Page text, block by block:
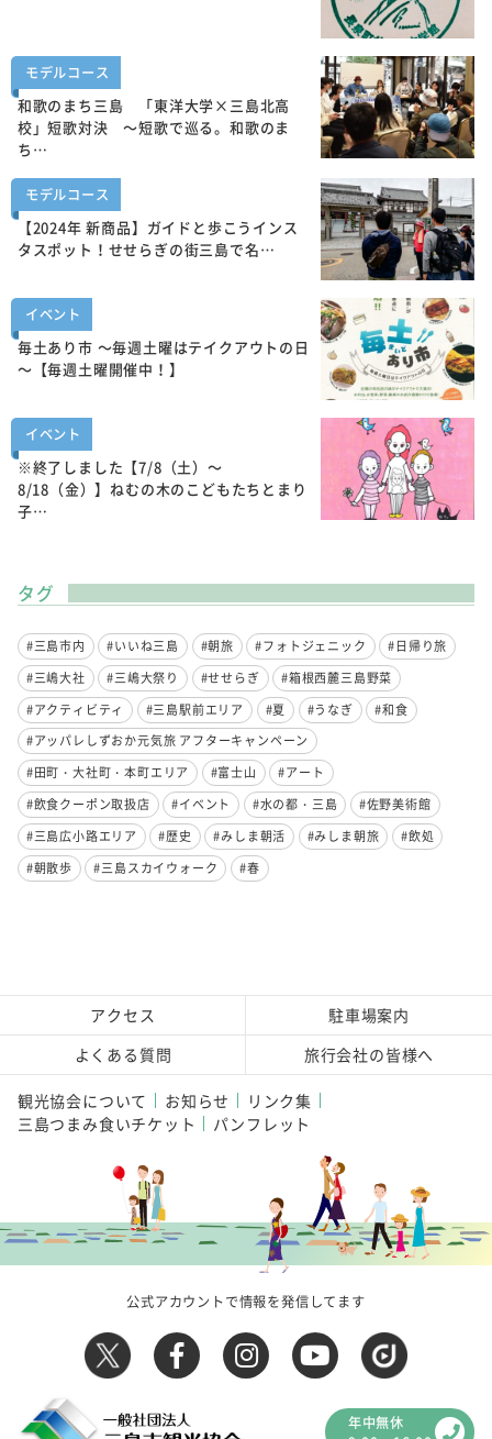
モデルコース
和歌のまち三島 「東洋大学×三島北高
校」短歌対決 ～短歌で巡る。和歌のま
ち…
モデルコース
【2024年 新商品】ガイドと歩こうインス
タスポット！せせらぎの街三島で名…
イベント
毎土あり市 ～毎週土曜はテイクアウトの日
～【毎週土曜開催中！】
イベント
※終了しました【7/8（土）～
8/18（金）】ねむの木のこどもたちとまり
子…
タグ
#三島市内 #いいね三島 #朝旅 #フォトジェニック
#日帰り旅
#三嶋大社
#三嶋大祭り #せせらぎ
#箱根西麓三島野菜
#アクティビティ
#三島駅前エリア #夏 #うなぎ
#和食
#アッパレしずおか元気旅 アフターキャンペーン
#田町・大社町・本町エリア
#富士山
#アート
#飲食クーポン取扱店
#イベント #水の都・三島
#佐野美術館
#三島広小路エリア
#歴史 #みしま朝活 #みしま朝旅
#飲処
#朝散歩
#三島スカイウォーク #春
アクセス
駐車場案内
よくある質問
旅行会社の皆様へ
観光協会について お知らせ
リンク集
三島つまみ食いチケット
パンフレット
公式アカウントで情報を発信してます
年中無休